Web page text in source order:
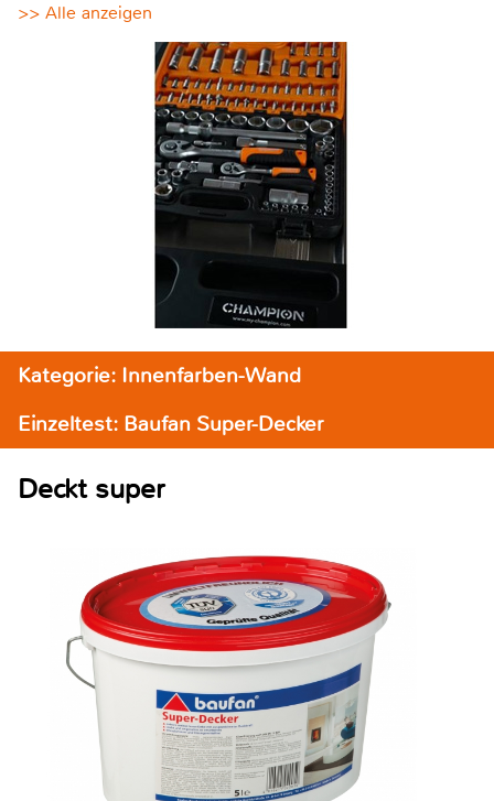
>> Alle anzeigen
Kategorie: Innenfarben-Wand
Einzeltest: Baufan Super-Decker
Deckt super